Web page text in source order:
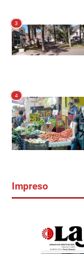
3
4
Impreso